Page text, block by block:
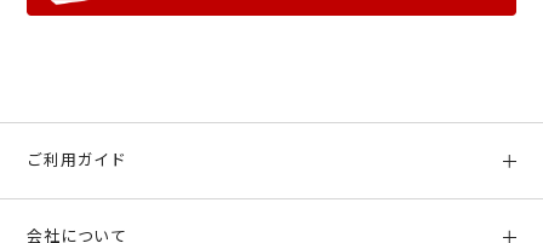
ご利用ガイド
会社について